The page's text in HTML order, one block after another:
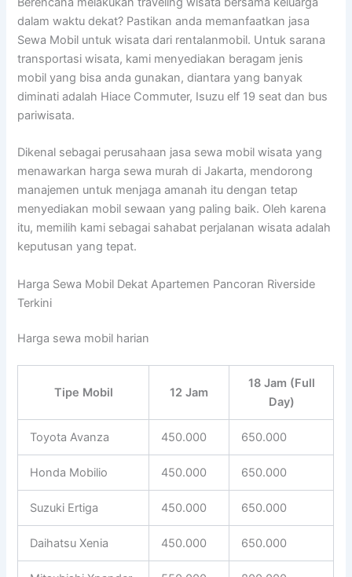
dalam waktu dekat? Pastikan anda memanfaatkan jasa
Sewa Mobil untuk wisata dari rentalanmobil. Untuk sarana
transportasi wisata, kami menyediakan beragam jenis
mobil yang bisa anda gunakan, diantara yang banyak
diminati adalah Hiace Commuter, Isuzu elf 19 seat dan bus
pariwisata.
Dikenal sebagai perusahaan jasa sewa mobil wisata yang
menawarkan harga sewa murah di Jakarta, mendorong
manajemen untuk menjaga amanah itu dengan tetap
menyediakan mobil sewaan yang paling baik. Oleh karena
itu, memilih kami sebagai sahabat perjalanan wisata adalah
keputusan yang tepat.
Harga Sewa Mobil Dekat Apartemen Pancoran Riverside
Terkini
Harga sewa mobil harian
Tipe Mobil 12 Jam
18 Jam (Full
Day)
Toyota Avanza 450.000 650.000
Honda Mobilio 450.000 650.000
Suzuki Ertiga 450.000 650.000
Daihatsu Xenia 450.000 650.000